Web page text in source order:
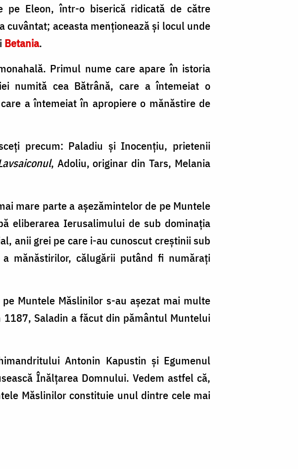
Eleon, într-o biserică ridicată de către
aceasta menţionează şi locul unde
Betania.
Primul nume care apare în istoria
numită cea Bătrână, care a întemeiat o
a întemeiat în apropiere o mănăstire de
precum: Paladiu şi Inocenţiu, prietenii
, Adoliu, originar din Tars, Melania
mare parte a aşezămintelor de pe Muntele
eliberarea Ierusalimului de sub dominaţia
anii grei pe care i-au cunoscut creştinii sub
mănăstirilor, călugării putând fi număraţi
Muntele Măslinilor s-au aşezat mai multe
Saladin a făcut din pământul Muntelui
Antonin Kapustin şi Egumenul
Înălţarea Domnului. Vedem astfel că,
Măslinilor constituie unul dintre cele mai